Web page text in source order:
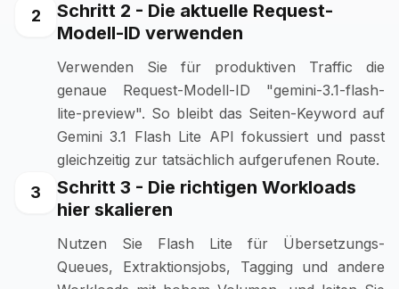
2
Schritt 2 - Die aktuelle Request-
Modell-ID verwenden
Verwenden Sie für produktiven Traffic die
genaue Request-Modell-ID "gemini-3.1-flash-
lite-preview". So bleibt das Seiten-Keyword auf
Gemini 3.1 Flash Lite API fokussiert und passt
gleichzeitig zur tatsächlich aufgerufenen Route.
3
Schritt 3 - Die richtigen Workloads
hier skalieren
Nutzen Sie Flash Lite für Übersetzungs-
Queues, Extraktionsjobs, Tagging und andere